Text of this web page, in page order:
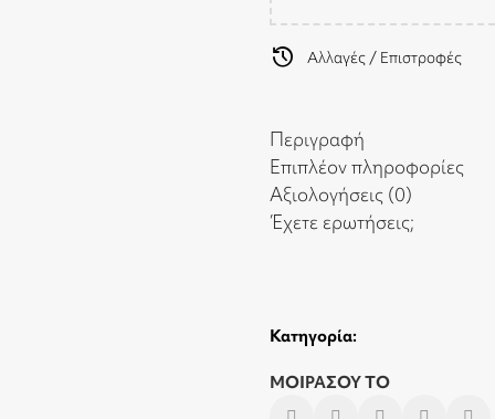
history Αλλαγές / Επιστροφές
Περιγραφή
Επιπλέον πληροφορίες
Αξιολογήσεις (0)
Έχετε ερωτήσεις;
Κατηγορία:
ΜΟΙΡΑΣΟΥ ΤΟ